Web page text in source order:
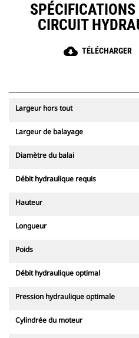
CIRCUIT
cloud_download TÉLÉCHARGER
Largeur hors tout
Largeur de balayage
Diamètre du balai
Débit hydraulique requis
Hauteur
Longueur
Poids
Débit hydraulique optimal
Pression hydraulique optimale
Cylindrée du moteur